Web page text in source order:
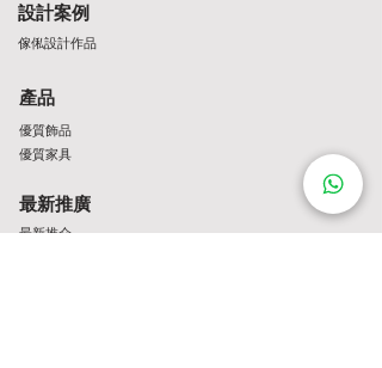
設計案例
傢俬設計作品
產品
優質家具
優質飾品
最新推介
最新推廣